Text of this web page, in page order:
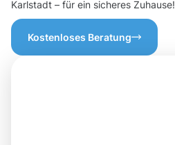
Karlstadt – für ein sicheres Zuhause!
Kostenloses Beratung